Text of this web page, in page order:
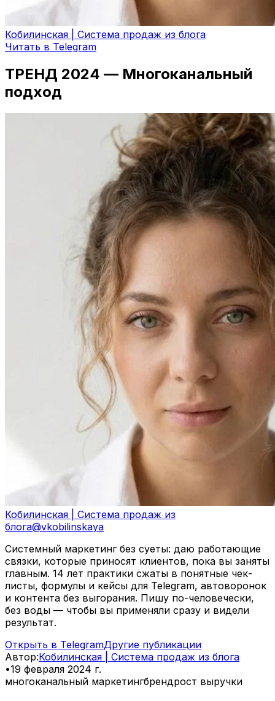
Кобилинская | Система продаж из блога
Читать в Telegram
ТРЕНД 2024 — Многоканальный
подход
Кобилинская | Система продаж из
блога@vkobilinskaya
Системный маркетинг без суеты: даю работающие
связки, которые приносят клиентов, пока вы заняты
главным. 14 лет практики сжаты в понятные чек-
листы, формулы и кейсы для Telegram, автоворонок
и контента без выгорания. Пишу по-человечески,
без воды — чтобы вы применяли сразу и видели
результат.
Открыть в TelegramДругие публикации
Автор:Кобилинская | Система продаж из блога
•19 февраля 2024 г.
многоканальный маркетингбрендрост выручки